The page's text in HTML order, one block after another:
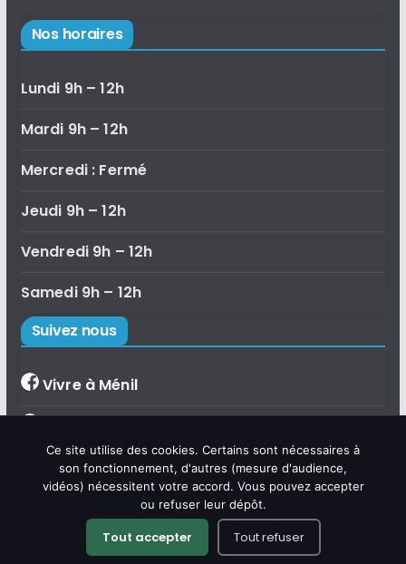
Nos horaires
Lundi 9h – 12h
Mardi 9h – 12h
Mercredi : Fermé
Jeudi 9h – 12h
Vendredi 9h – 12h
Samedi 9h – 12h
Suivez nous
Vivre à Ménil
Accueil de loisirs
Camping du Bac
Copyright © 2026Commune de Ménil.
Bonjour, je suis Émilie, l'assistante
virtuelle de la commune de Ménil.
Posez-moi vos questions sur la vie
communale, les démarches,
l'agenda ou le tourisme.
Ce site utilise des cookies. Certains sont nécessaires à
son fonctionnement, d'autres (mesure d'audience,
vidéos) nécessitent votre accord. Vous pouvez accepter
ou refuser leur dépôt.
Tout accepter Tout refuser